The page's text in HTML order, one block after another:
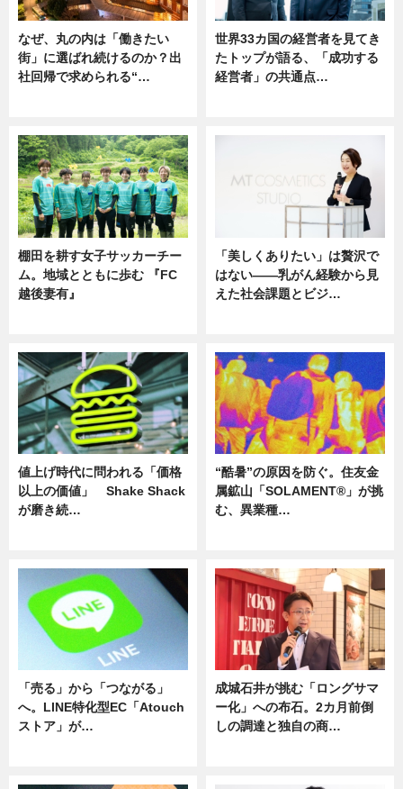
なぜ、丸の内は「働きたい
街」に選ばれ続けるのか？出
社回帰で求められる“…
世界33カ国の経営者を見てき
たトップが語る、「成功する
経営者」の共通点…
棚田を耕す女子サッカーチー
ム。地域とともに歩む 『FC
越後妻有』
「美しくありたい」は贅沢で
はない――乳がん経験から見
えた社会課題とビジ…
値上げ時代に問われる「価格
以上の価値」 Shake Shack
が磨き続…
“酷暑”の原因を防ぐ。住友金
属鉱山「SOLAMENT®」が挑
む、異業種…
「売る」から「つながる」
へ。LINE特化型EC「Atouch
ストア」が…
成城石井が挑む「ロングサマ
ー化」への布石。2カ月前倒
しの調達と独自の商…